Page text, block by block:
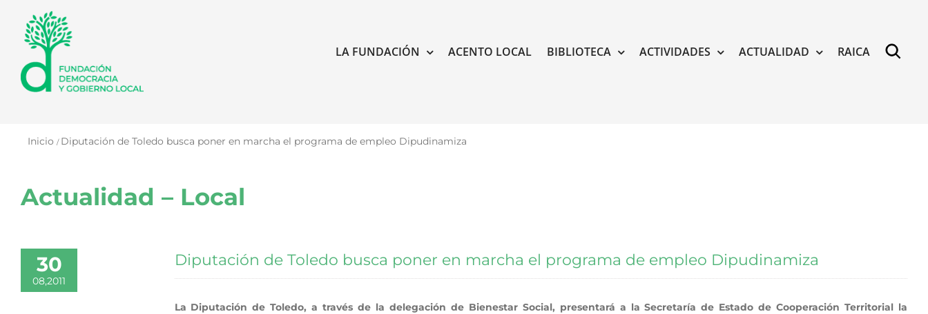
contenido
LA FUNDACIÓN ACENTO LOCAL BIBLIOTECA ACTIVIDADES ACTUALIDAD RAICA
Inicio Diputación de Toledo busca poner en marcha el programa de empleo Dipudinamiza
Actualidad – Local
30
08,2011
Diputación de Toledo busca poner en marcha el programa de empleo Dipudinamiza
La Diputación de Toledo, a través de la delegación de Bienestar Social, presentará a la Secretaría de Estado de Cooperación Territorial la